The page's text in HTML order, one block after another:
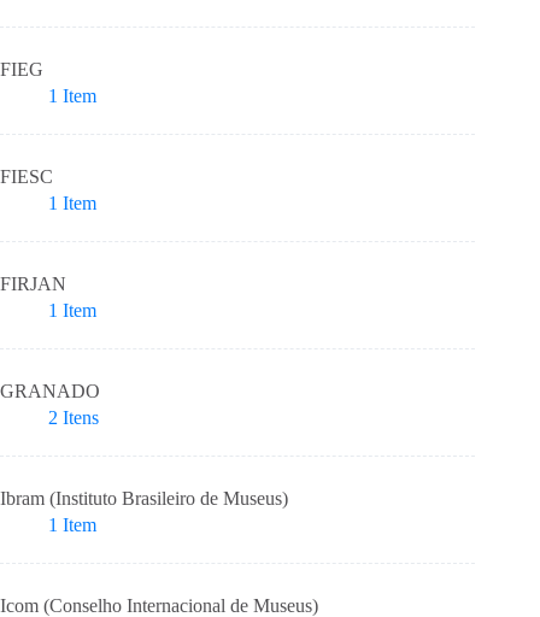
FIEG
1 Item
FIESC
1 Item
FIRJAN
1 Item
GRANADO
2 Itens
Ibram (Instituto Brasileiro de Museus)
1 Item
Icom (Conselho Internacional de Museus)